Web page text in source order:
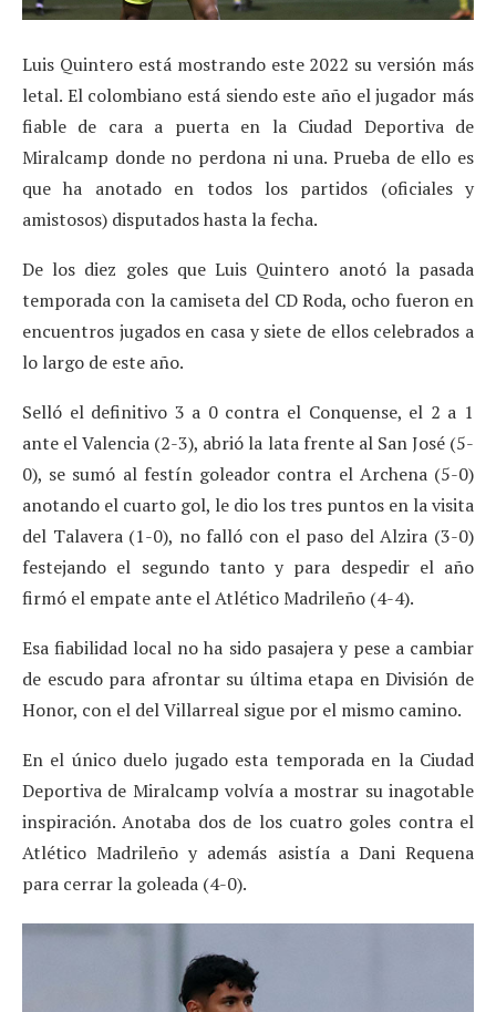
Luis Quintero está mostrando este 2022 su versión más
letal. El colombiano está siendo este año el jugador más
fiable de cara a puerta en la Ciudad Deportiva de
Miralcamp donde no perdona ni una. Prueba de ello es
que ha anotado en todos los partidos (oficiales y
amistosos) disputados hasta la fecha.
De los diez goles que Luis Quintero anotó la pasada
temporada con la camiseta del CD Roda, ocho fueron en
encuentros jugados en casa y siete de ellos celebrados a
lo largo de este año.
Selló el definitivo 3 a 0 contra el Conquense, el 2 a 1
ante el Valencia (2-3), abrió la lata frente al San José (5-
0), se sumó al festín goleador contra el Archena (5-0)
anotando el cuarto gol, le dio los tres puntos en la visita
del Talavera (1-0), no falló con el paso del Alzira (3-0)
festejando el segundo tanto y para despedir el año
firmó el empate ante el Atlético Madrileño (4-4).
Esa fiabilidad local no ha sido pasajera y pese a cambiar
de escudo para afrontar su última etapa en División de
Honor, con el del Villarreal sigue por el mismo camino.
En el único duelo jugado esta temporada en la Ciudad
Deportiva de Miralcamp volvía a mostrar su inagotable
inspiración. Anotaba dos de los cuatro goles contra el
Atlético Madrileño y además asistía a Dani Requena
para cerrar la goleada (4-0).